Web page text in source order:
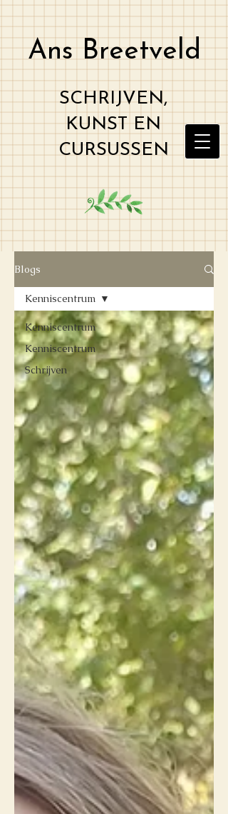
Ans Breetveld
SCHRIJVEN,
KUNST EN
CURSUSSEN
Blogs
Kenniscentrum
Kenniscentrum
Schrijven
Kenniscentrum